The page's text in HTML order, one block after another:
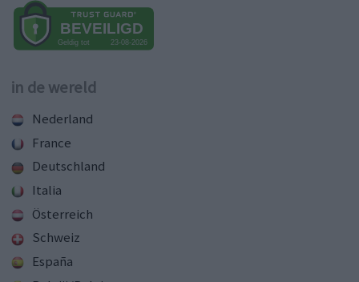
in de wereld
Nederland
France
Deutschland
Italia
Österreich
Schweiz
España